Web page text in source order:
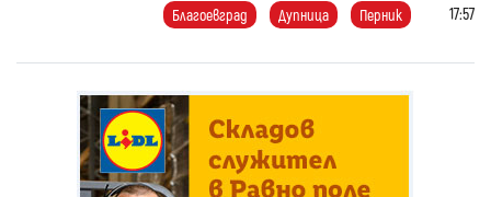
Благоевград Дупница Перник 17:57